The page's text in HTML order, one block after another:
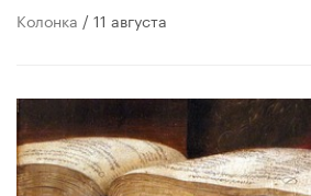
Колонка / 11 августа